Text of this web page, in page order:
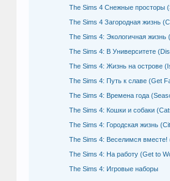
The Sims 4 Снежные просторы
The Sims 4 Загородная жизнь
The Sims 4: Экологичная жизнь
The Sims 4: В Университете
The Sims 4: Жизнь на острове
The Sims 4: Путь к славе (Get
The Sims 4: Времена года
The Sims 4: Кошки и собаки
The Sims 4: Городская жизнь
The Sims 4: Веселимся вместе!
The Sims 4: На работу (Get to
The Sims 4: Игровые наборы